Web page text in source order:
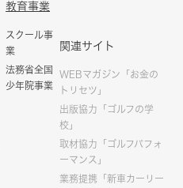
教育事業
スクール事
業
法務省全国
少年院事業
関連サイト
WEBマガジン「お金の
トリセツ」
出版協力「ゴルフの学
校」
取材協力「ゴルフパフォ
ーマンス」
業務提携「新車カーリー